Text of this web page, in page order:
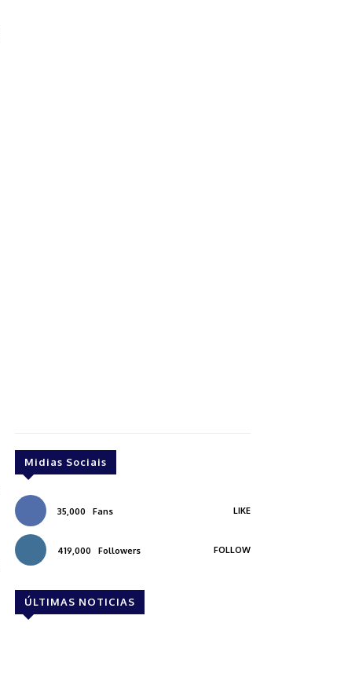
Midias Sociais
35,000 Fans LIKE
419,000 Followers FOLLOW
ÚLTIMAS NOTICIAS